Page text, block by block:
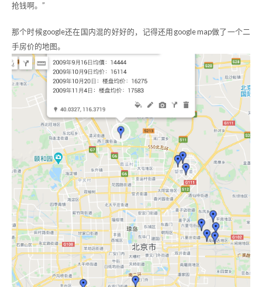
抢钱啊。”
那个时候google还在国内混的好好的，记得还用google map做了一个二
手房价的地图。